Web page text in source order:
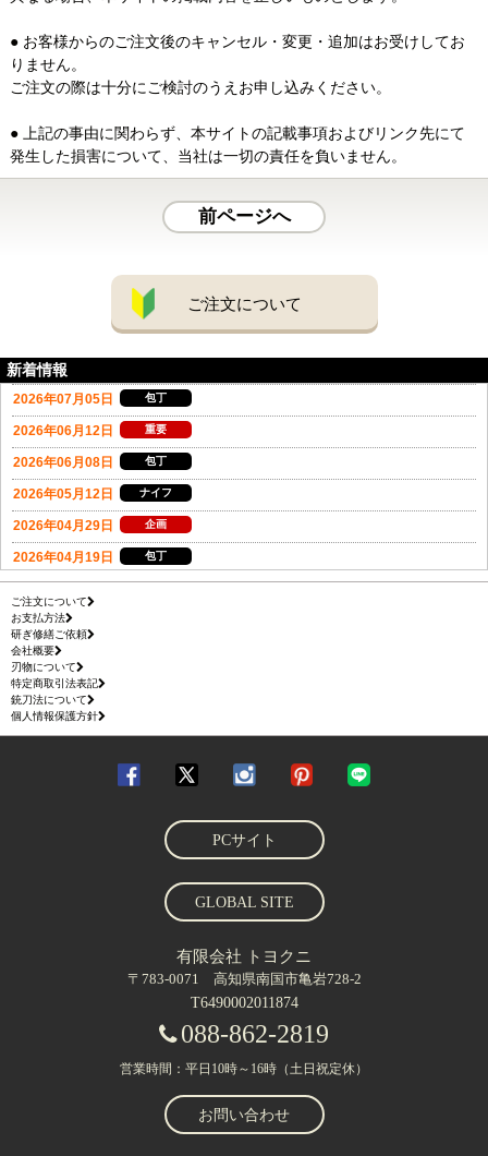
● お客様からのご注文後のキャンセル・変更・追加はお受けしてお
りません。
ご注文の際は十分にご検討のうえお申し込みください。
● 上記の事由に関わらず、本サイトの記載事項およびリンク先にて
発生した損害について、当社は一切の責任を負いません。
前ページへ
ご注文について
新着情報
ご注文について
お支払方法
研ぎ修繕ご依頼
会社概要
刃物について
特定商取引法表記
銃刀法について
個人情報保護方針
PCサイト
GLOBAL SITE
有限会社 トヨクニ
〒783-0071 高知県南国市亀岩728-2
T6490002011874
088-862-2819
営業時間：平日10時～16時（土日祝定休）
お問い合わせ